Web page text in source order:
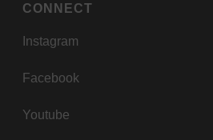
CONNECT
Instagram
Facebook
Youtube